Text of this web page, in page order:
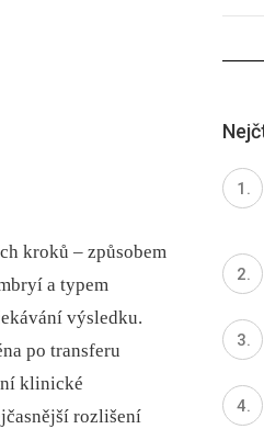
kroků –⁠ způsobem
a typem
výsledku.
po transferu
klinické
rozlišení